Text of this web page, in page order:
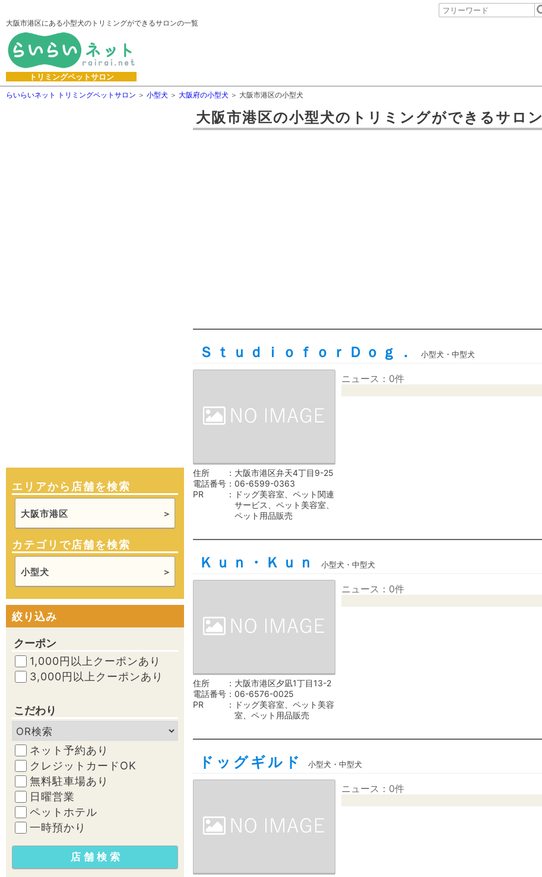
大阪市港区にある小型犬のトリミングができるサロンの一覧
トリミングペットサロン
らいらいネット トリミングペットサロン 小型犬 大阪府の小型犬 大阪市港区の小型犬
エリアから店舗を検索
大阪市港区
カテゴリで店舗を検索
小型犬
絞り込み
クーポン
1,000円以上クーポンあり
3,000円以上クーポンあり
こだわり
ネット予約あり
クレジットカードOK
無料駐車場あり
日曜営業
ペットホテル
一時預かり
大阪市港区の小型犬のトリミングができるサロン
ＳｔｕｄｉｏｆｏｒＤｏｇ． 小型犬・中型犬
住所
大阪市港区弁天4丁目9-25
電話番号
06-6599-0363
PR
ドッグ美容室、ペット関連
サービス、ペット美容室、
ペット用品販売
ニュース：0件
Ｋｕｎ・Ｋｕｎ 小型犬・中型犬
住所
大阪市港区夕凪1丁目13-2
電話番号
06-6576-0025
PR
ドッグ美容室、ペット美容
室、ペット用品販売
ニュース：0件
ドッグギルド 小型犬・中型犬
ニュース：0件